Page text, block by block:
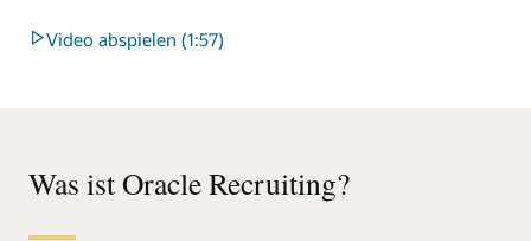
Video abspielen (1:57)
Was ist Oracle Recruiting?